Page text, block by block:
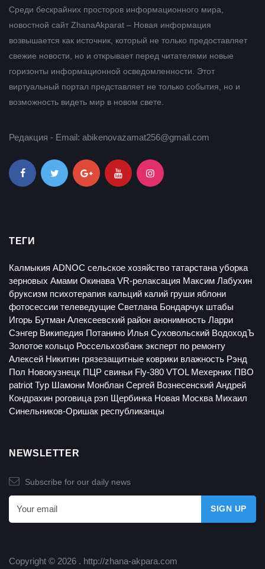
Среди бескрайних просторов информационного мира,
новостной сайт ZhanaAkparat – Новая информация
возвышается как источник, который не только предоставляет
свежие новости, но и открывает перед читателями новые
горизонты информационной осведомленности. Этот
виртуальный портал представляет не только события, но и
возможность видеть мир в новом свете.
Редакция - Email: abikenovazamat256@gmail.com
ТЕГИ
Калмыкия ADNOC сельское хозяйство татарстана уборка
зерновых Амами Окинава VR-релаксация Максим Лабухин
бруксизм психотерапия кальций калий груши яблони
фотосессии телеведущие Светлана Бондарчук штабы
Игорь Бутман Алексеевский район анонимность Ларри
Сэнгер Википедия Потанино Илья Суховольский ВодоходЪ
Золотое кольцо Россельхозбанк эксперт по ремонту
Алексей Никитин грязезащитные коврики влажность Рэнд
Пол Новокузнецк ПЦР свиньи Fly-380 VTOL Мехерних ПВО
patriot Тур Шамони Монблан Сергей Вознесенский Андрей
Кондрахин роговица рэп Щербинка Новая Москва Михаил
Синельников-Оришак республиканцы
NEWSLETTER
Subscribe for our daily news
Copyright © 2026 . http://zhana-akpara.com